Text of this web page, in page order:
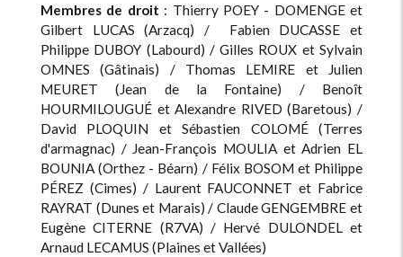
Membres de droit : Thierry POEY - DOMENGE et
Gilbert LUCAS (Arzacq) / Fabien DUCASSE et
Philippe DUBOY (Labourd) / Gilles ROUX et Sylvain
OMNES (Gâtinais) / Thomas LEMIRE et Julien
MEURET (Jean de la Fontaine) / Benoît
HOURMILOUGUÉ et Alexandre RIVED (Baretous) /
David PLOQUIN et Sébastien COLOMÉ (Terres
d'armagnac) / Jean-François MOULIA et Adrien EL
BOUNIA (Orthez - Béarn) / Félix BOSOM et Philippe
PÉREZ (Cimes) / Laurent FAUCONNET et Fabrice
RAYRAT (Dunes et Marais) / Claude GENGEMBRE et
Eugène CITERNE (R7VA) / Hervé DULONDEL et
Arnaud LECAMUS (Plaines et Vallées)